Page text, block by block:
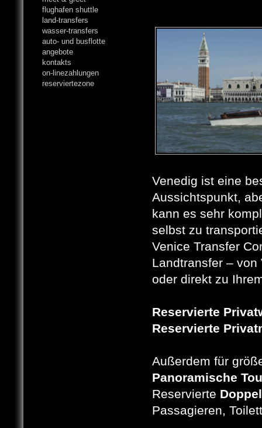
Venedig ist eine
Aussichtspunkt,
kann es sehr
selbst zu
Venice Transfer
Landtransfer –
oder direkt zu
Reservierte
Reservierte
Außerdem für
Panoramische
Reservierte
Passagieren,
flughafen shuttle
land-transfers
wasser-transfers
auto- und busflotte
angebote
kontakts
on-linezahlungen
reserviertezone